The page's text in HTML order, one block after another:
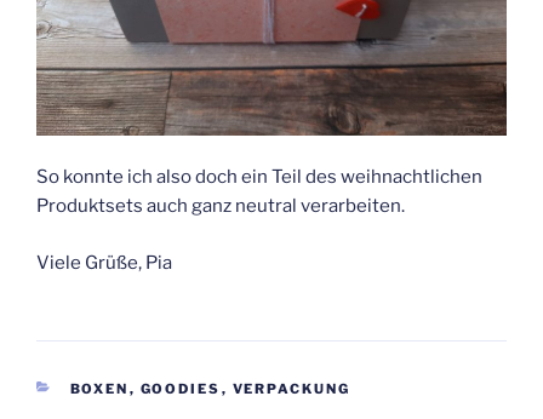
So konnte ich also doch ein Teil des weihnachtlichen
Produktsets auch ganz neutral verarbeiten.
Viele Grüße, Pia
KATEGORIEN
BOXEN , GOODIES , VERPACKUNG